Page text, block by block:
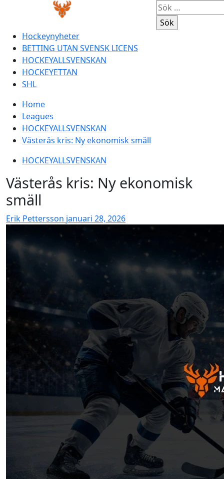
Sök
efter:
Hockeynyheter
BETTING UTAN SVENSK LICENS
HOCKEYALLSVENSKAN
HOCKEYETTAN
SHL
Home
Leagues
HOCKEYALLSVENSKAN
Västerås kris: Ny ekonomisk smäll
HOCKEYALLSVENSKAN
Västerås kris: Ny ekonomisk
smäll
Erik Pettersson januari 28, 2026